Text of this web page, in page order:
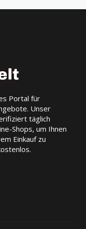
Portal für
Unser
täglich
Shops, um Ihnen
Einkauf zu